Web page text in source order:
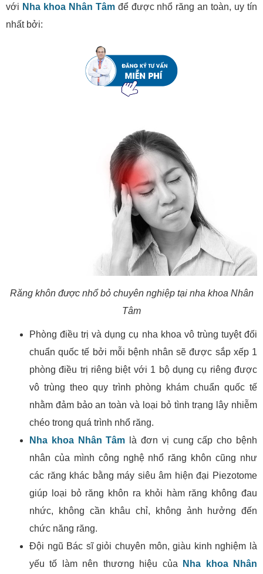
với Nha khoa Nhân Tâmđể được nhổ răng an toàn, uy tín
nhất bởi:
Răng khôn được nhổ bỏ chuyên nghiệp tại nha khoa Nhân
Tâm
Phòng điều trị và dụng cụ nha khoa vô trùng tuyệt đối
chuẩn quốc tế bởi mỗi bệnh nhân sẽ được sắp xếp 1
phòng điều trị riêng biệt với 1 bộ dụng cụ riêng được
vô trùng theo quy trình phòng khám chuẩn quốc tế
nhằm đảm bảo an toàn và loại bỏ tình trạng lây nhiễm
chéo trong quá trình nhổ răng.
Nha khoa Nhân Tâm là đơn vị cung cấp cho bệnh
nhân của mình công nghệ nhổ răng khôn cũng như
các răng khác bằng máy siêu âm hiện đại Piezotome
giúp loại bỏ răng khôn ra khỏi hàm răng không đau
nhức, không cần khâu chỉ, không ảnh hưởng đến
chức năng răng.
Đội ngũ Bác sĩ giỏi chuyên môn, giàu kinh nghiệm là
yếu tố làm nên thương hiệu của
Nha khoa Nhân